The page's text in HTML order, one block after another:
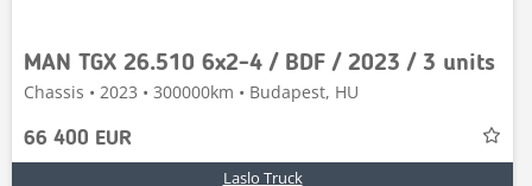
MAN TGX 26.510 6x2-4 / BDF / 2023 / 3 units
Chassis • 2023 • 300000km • Budapest, HU
66 400 EUR
Laslo Truck